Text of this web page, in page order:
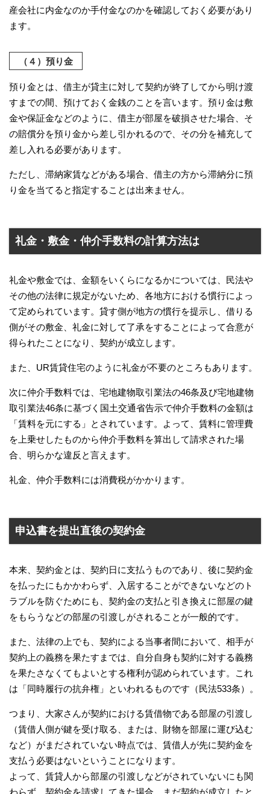
産会社に内金なのか手付金なのかを確認しておく必要があり
ます。
（４）預り金
預り金とは、借主が貸主に対して契約が終了してから明け渡
すまでの間、預けておく金銭のことを言います。預り金は敷
金や保証金などのように、借主が部屋を破損させた場合、そ
の賠償分を預り金から差し引かれるので、その分を補充して
差し入れる必要があります。
ただし、滞納家賃などがある場合、借主の方から滞納分に預
り金を当てると指定することは出来ません。
礼金・敷金・仲介手数料の計算方法は
礼金や敷金では、金額をいくらになるかについては、民法や
その他の法律に規定がないため、各地方における慣行によっ
て定められています。貸す側が地方の慣行を提示し、借りる
側がその敷金、礼金に対して了承をすることによって合意が
得られたことになり、契約が成立します。
また、UR賃貸住宅のように礼金が不要のところもあります。
次に仲介手数料では、宅地建物取引業法の46条及び宅地建物
取引業法46条に基づく国土交通省告示で仲介手数料の金額は
「賃料を元にする」とされています。よって、賃料に管理費
を上乗せしたものから仲介手数料を算出して請求された場
合、明らかな違反と言えます。
礼金、仲介手数料には消費税がかかります。
申込書を提出直後の契約金
本来、契約金とは、契約日に支払うものであり、後に契約金
を払ったにもかかわらず、入居することができないなどのト
ラブルを防ぐためにも、契約金の支払と引き換えに部屋の鍵
をもらうなどの部屋の引渡しがされることが一般的です。
また、法律の上でも、契約による当事者間において、相手が
契約上の義務を果たすまでは、自分自身も契約に対する義務
を果たさなくてもよいとする権利が認められています。これ
は「同時履行の抗弁権」といわれるものです（民法533条）。
つまり、大家さんが契約における賃借物である部屋の引渡し
（賃借人側が鍵を受け取る、または、財物を部屋に運び込む
など）がまだされていない時点では、賃借人が先に契約金を
支払う必要はないということになります。
よって、賃貸人から部屋の引渡しなどがされていないにも関
わらず、契約金を請求してきた場合、まだ契約が成立したと